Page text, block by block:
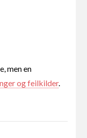
men en
og feilkilder.